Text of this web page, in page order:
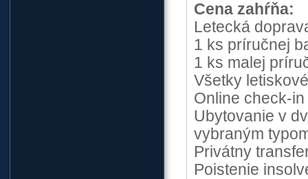
Cena zahŕňa:
Letecká
1 ks príručnej
1 ks malej
Všetky
Online check-in
Ubytovanie v
vybraným
Privátny
Poistenie